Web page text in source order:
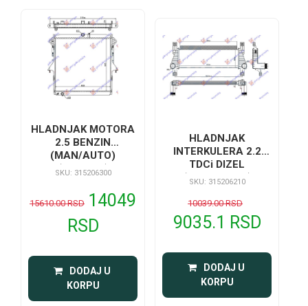
HLADNJAK MOTORA
2.5 BENZIN
(MAN/AUTO)
(605x640)
SKU: 315206300
15610.00 RSD 14049
RSD
DODAJ U
KORPU
HLADNJAK
INTERKULERA 2.2
TDCi DIZEL
(673x200x37)
SKU: 315206210
10039.00 RSD
9035.1 RSD
DODAJ U
KORPU